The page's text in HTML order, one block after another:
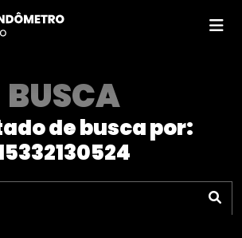
BUSCA
de busca por: